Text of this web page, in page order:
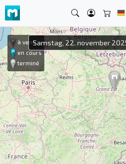
à venir
en cours
terminé